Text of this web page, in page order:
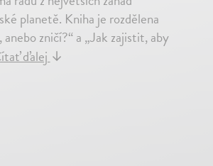
planetě. Kniha je rozdělena
zničí?“ a „Jak zajistit, aby
ďalej↓